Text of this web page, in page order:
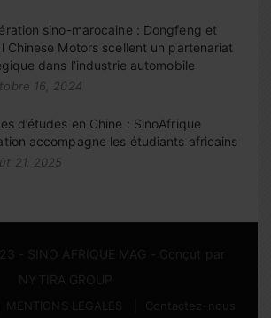
sino-marocaine : Dongfeng et
Chinese Motors scellent un partenariat
dans l’industrie automobile
16, 2024
d’études en Chine : SinoAfrique
accompagne les étudiants africains
21, 2025